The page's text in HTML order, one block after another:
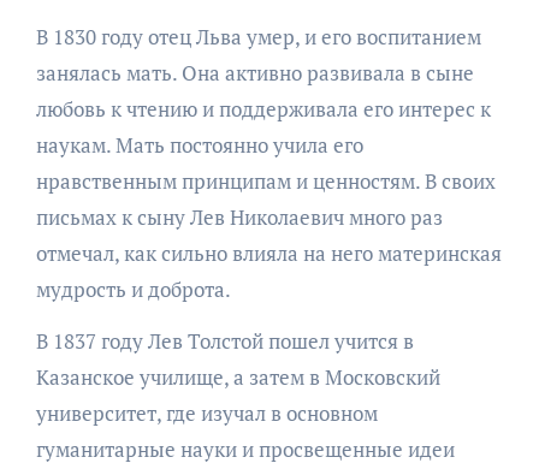
В 1830 году отец Льва умер, и его воспитанием
занялась мать. Она активно развивала в сыне
любовь к чтению и поддерживала его интерес к
наукам. Мать постоянно учила его
нравственным принципам и ценностям. В своих
письмах к сыну Лев Николаевич много раз
отмечал, как сильно влияла на него материнская
мудрость и доброта.
В 1837 году Лев Толстой пошел учится в
Казанское училище, а затем в Московский
университет, где изучал в основном
гуманитарные науки и просвещенные идеи